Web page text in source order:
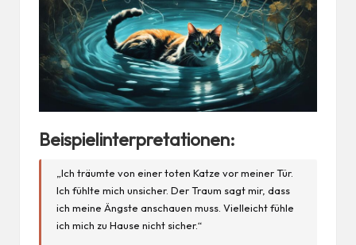
Beispielinterpretationen:
„Ich träumte von einer toten Katze vor meiner Tür.
Ich fühlte mich unsicher. Der Traum sagt mir, dass
ich meine Ängste anschauen muss. Vielleicht fühle
ich mich zu Hause nicht sicher.“